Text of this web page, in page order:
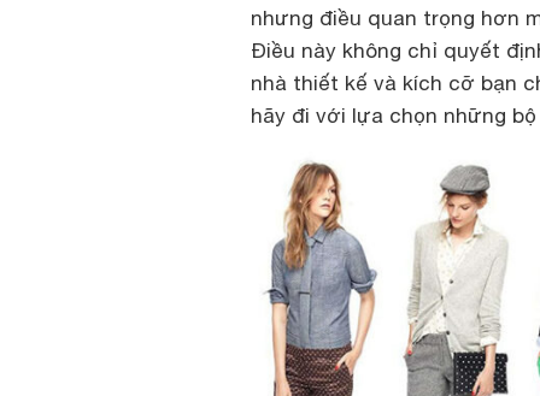
nhưng điều quan trọng hơn
Điều này không chỉ quyết
nhà thiết kế và kích cỡ bạn
hãy đi với lựa chọn những